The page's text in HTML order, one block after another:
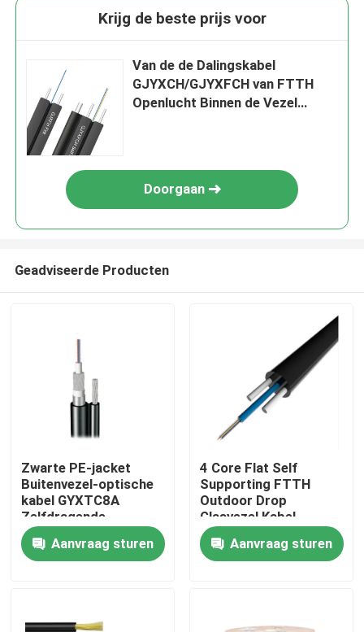
Huis
Ongeveer ons
Krijg de beste prijs voor
Van de de Dalingskabel
GJYXCH/GJYXFCH van FTTH
Openlucht Binnen de Vezel
Doorgaan
Geadviseerde Producten
Zwarte PE-jacket
Buitenvezel-optische
kabel GYXTC8A
Zelfdragende
luchtkabel met 5 km
kabellengte
Aanvraag sturen
4 Core Flat Self
Supporting FTTH
Outdoor Drop
Glasvezel Kabel
Aanvraag sturen